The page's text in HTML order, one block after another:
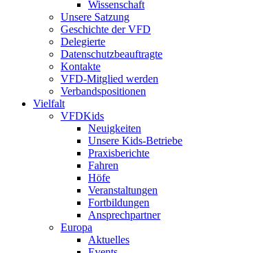
Wissenschaft
Unsere Satzung
Geschichte der VFD
Delegierte
Datenschutzbeauftragte
Kontakte
VFD-Mitglied werden
Verbandspositionen
Vielfalt
VFDKids
Neuigkeiten
Unsere Kids-Betriebe
Praxisberichte
Fahren
Höfe
Veranstaltungen
Fortbildungen
Ansprechpartner
Europa
Aktuelles